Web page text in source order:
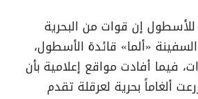
إن قوات من البحرية
«ألما» قائدة الأسطول،
فيما أفادت مواقع إعلامية بأن
ألغاماً بحرية لعرقلة تقدم